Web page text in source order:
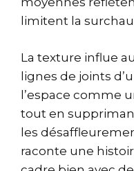
limitent la
La texture influe
lignes de joints
l’espace comme
tout en
les
raconte une